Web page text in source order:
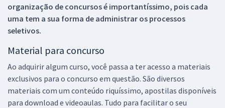
organização de concursos é importantíssimo, pois cada
uma tem a sua forma de administrar os processos
seletivos.
Material para concurso
Ao adquirir algum curso, você passa a ter acesso a materiais
exclusivos para o concurso em questão. São diversos
materiais com um conteúdo riquíssimo, apostilas disponíveis
para download e videoaulas. Tudo para facilitar o seu